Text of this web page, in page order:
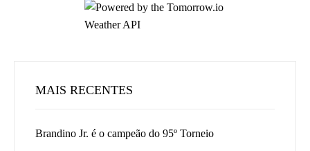
MAIS RECENTES
Brandino Jr. é o campeão do 95º Torneio